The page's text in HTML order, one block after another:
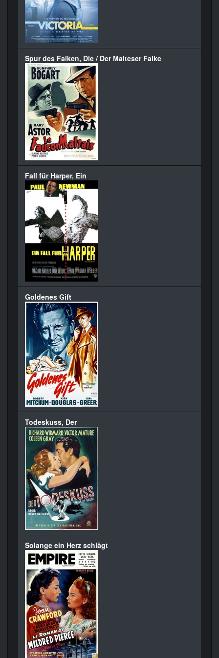
Spur des Falken, Die / Der Malteser Falke
Fall für Harper, Ein
Goldenes Gift
Todeskuss, Der
Solange ein Herz schlägt